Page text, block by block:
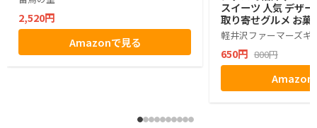
2,520円
Amazonで見る
スイーツ 人気 デザ
取り寄せグルメ お菓
グミ ぶどう シャイ
ゼント ギフト お土
小分け ばらまき バ
生活 ハロウィン 母
お返し かわいい き
マーズギフト
軽井沢ファーマーズギ
650円 800円
Amazon